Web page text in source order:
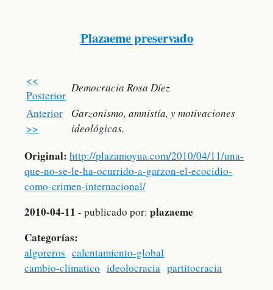
Plazaeme preservado
<<
Posterior
Democracia Rosa Díez
Anterior
>>
Garzonismo, amnistía, y motivaciones
ideológicas.
Original: http://plazamoyua.com/2010/04/11/una-
que-no-se-le-ha-ocurrido-a-garzon-el-ecocidio-
como-crimen-internacional/
2010-04-11 - publicado por:plazaeme
Categorías:
algoreros calentamiento-global
cambio-climatico ideolocracia partitocracia